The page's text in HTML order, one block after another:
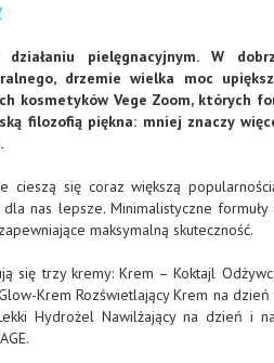
pielęgnacyjnym. W
drzemie wielka moc
kosmetyków Vege Zoom, których
filozofią piękna: mniej znaczy
cieszą się coraz większą
nas lepsze. Minimalistyczne formuły
maksymalną skuteczność.
się trzy kremy: Krem – Koktajl
Krem Rozświetlający Krem na
Hydrożel Nawilżający na dzień i